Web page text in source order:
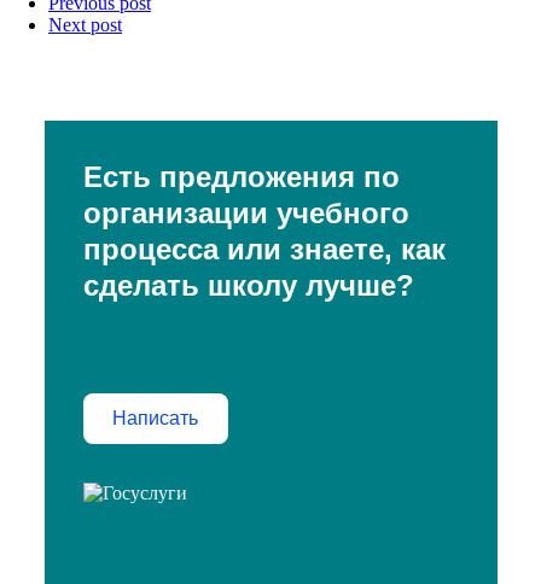
Next post
Есть предложения по
организации учебного
процесса или знаете, как
сделать школу лучше?
Написать